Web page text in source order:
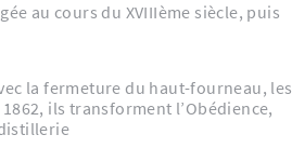
au cours du XVIIIème siècle, puis
la fermeture du haut-fourneau, les
ils transforment l’Obédience,